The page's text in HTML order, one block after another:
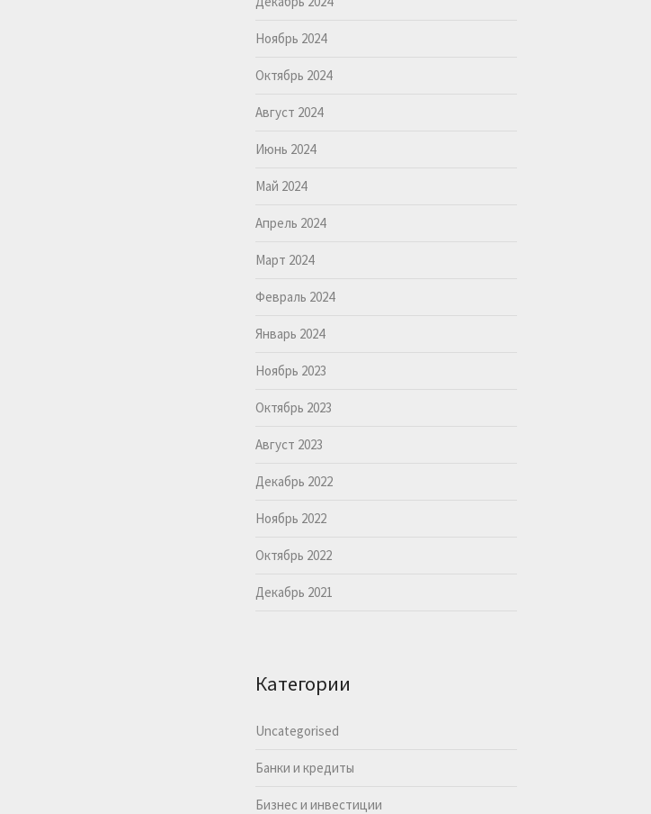
Ноябрь 2024
Октябрь 2024
Август 2024
Июнь 2024
Май 2024
Апрель 2024
Март 2024
Февраль 2024
Январь 2024
Ноябрь 2023
Октябрь 2023
Август 2023
Декабрь 2022
Ноябрь 2022
Октябрь 2022
Декабрь 2021
Категории
Uncategorised
Банки и кредиты
Бизнес и инвестиции